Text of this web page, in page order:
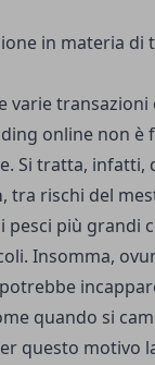
in materia di
varie
online non è
Si tratta, infatti,
, tra rischi del
pesci più grandi
Insomma,
quando si
questo motivo